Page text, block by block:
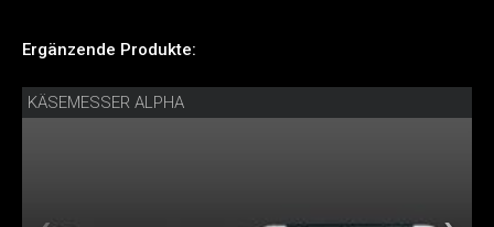
Ergänzende Produkte:
KÄSEMESSER ALPHA